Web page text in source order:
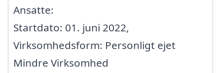
Ansatte:
Startdato: 01. juni 2022,
Virksomhedsform: Personligt ejet
Mindre Virksomhed